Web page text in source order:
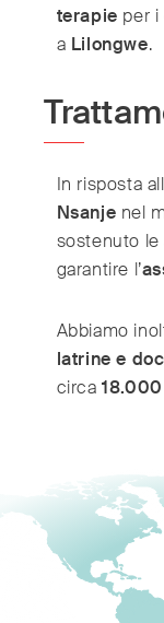
terapie per
a Lilongwe.
In risposta
Nsanje nel
sostenuto le
garantire l’
Abbiamo
latrine e
circa